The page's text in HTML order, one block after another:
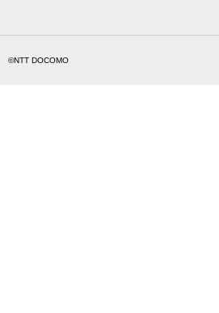
©NTT DOCOMO